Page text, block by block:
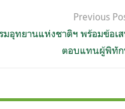
Previous
อุทยานแห่งชาติฯ พร้อมข้อเ
ตอบแทนผู้พิทั